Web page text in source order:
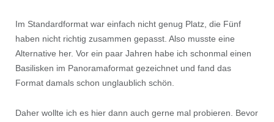
Im Standardformat war einfach nicht genug Platz, die Fünf
haben nicht richtig zusammen gepasst. Also musste eine
Alternative her. Vor ein paar Jahren habe ich schonmal einen
Basilisken im Panoramaformat gezeichnet und fand das
Format damals schon unglaublich schön.
Daher wollte ich es hier dann auch gerne mal probieren. Bevor